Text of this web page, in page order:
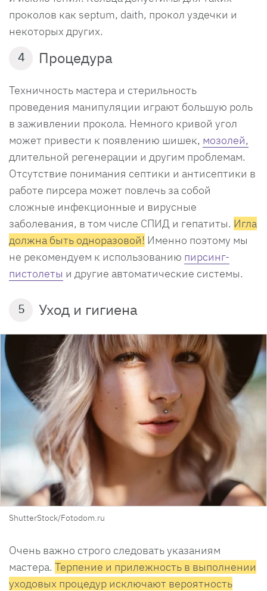
проколов как septum, daith, прокол уздечки и
некоторых других.
4 Процедура
Техничность мастера и стерильность
проведения манипуляции играют большую роль
в заживлении прокола. Немного кривой угол
может привести к появлению шишек, мозолей,
длительной регенерации и другим проблемам.
Отсутствие понимания септики и антисептики в
работе пирсера может повлечь за собой
сложные инфекционные и вирусные
заболевания, в том числе СПИД и гепатиты. Игла
должна быть одноразовой! Именно поэтому мы
не рекомендуем к использованию пирсинг-
пистолеты и другие автоматические системы.
5 Уход и гигиена
ShutterStock/Fotodom.ru
Очень важно строго следовать указаниям
мастера. Терпение и прилежность в выполнении
уходовых процедур исключают вероятность